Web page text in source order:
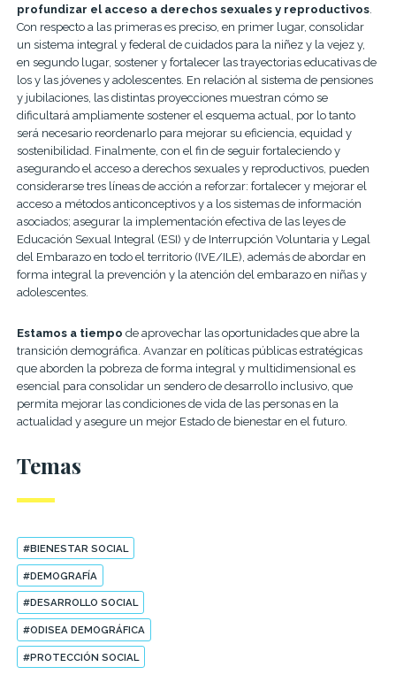
profundizar el acceso a derechos sexuales y reproductivos.
Con respecto a las primeras es preciso, en primer lugar, consolidar
un sistema integral y federal de cuidados para la niñez y la vejez y,
en segundo lugar, sostener y fortalecer las trayectorias educativas de
los y las jóvenes y adolescentes. En relación al sistema de pensiones
y jubilaciones, las distintas proyecciones muestran cómo se
dificultará ampliamente sostener el esquema actual, por lo tanto
será necesario reordenarlo para mejorar su eficiencia, equidad y
sostenibilidad. Finalmente, con el fin de seguir fortaleciendo y
asegurando el acceso a derechos sexuales y reproductivos, pueden
considerarse tres líneas de acción a reforzar: fortalecer y mejorar el
acceso a métodos anticonceptivos y a los sistemas de información
asociados; asegurar la implementación efectiva de las leyes de
Educación Sexual Integral (ESI) y de Interrupción Voluntaria y Legal
del Embarazo en todo el territorio (IVE/ILE), además de abordar en
forma integral la prevención y la atención del embarazo en niñas y
adolescentes.
Estamos a tiempo de aprovechar las oportunidades que abre la
transición demográfica. Avanzar en políticas públicas estratégicas
que aborden la pobreza de forma integral y multidimensional es
esencial para consolidar un sendero de desarrollo inclusivo, que
permita mejorar las condiciones de vida de las personas en la
actualidad y asegure un mejor Estado de bienestar en el futuro.
Temas
#BIENESTAR SOCIAL
#DEMOGRAFÍA
#DESARROLLO SOCIAL
#ODISEA DEMOGRÁFICA
#PROTECCIÓN SOCIAL